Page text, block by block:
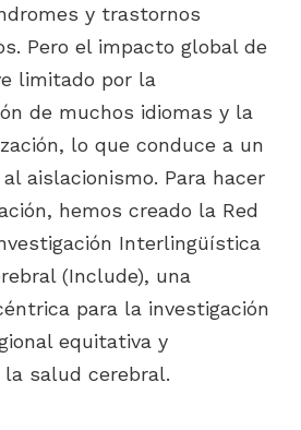
y trastornos
Pero el impacto global de
limitado por la
de muchos idiomas y la
lo que conduce a un
aislacionismo. Para hacer
hemos creado la Red
Interlingüística
(Include), una
para la investigación
equitativa y
la salud cerebral.